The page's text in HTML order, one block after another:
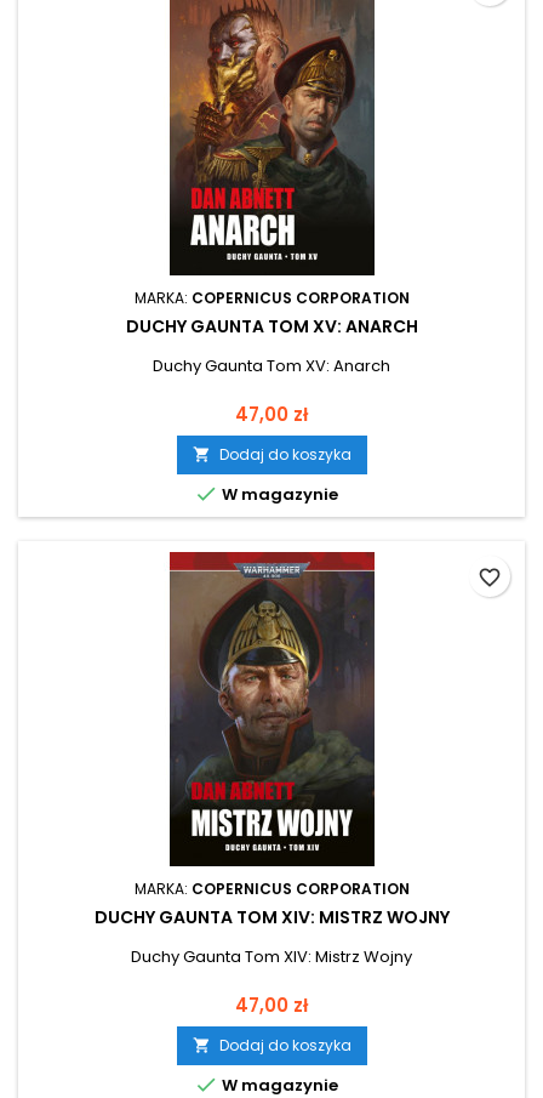
MARKA: COPERNICUS CORPORATION
DUCHY GAUNTA TOM XV: ANARCH
Duchy Gaunta Tom XV: Anarch
Cena
47,00 zł
 Dodaj do koszyka
 W magazynie
MARKA: COPERNICUS CORPORATION
DUCHY GAUNTA TOM XIV: MISTRZ WOJNY
Duchy Gaunta Tom XIV: Mistrz Wojny
Cena
47,00 zł
 Dodaj do koszyka
 W magazynie
favorite_border